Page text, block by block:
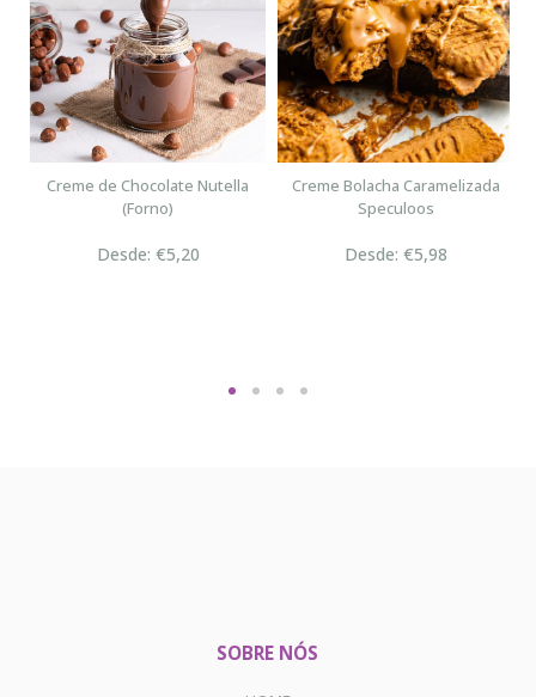
Creme de Chocolate Nutella
(Forno)
Desde: €5,20
Creme Bolacha Caramelizada
Speculoos
Desde: €5,98
SOBRE NÓS